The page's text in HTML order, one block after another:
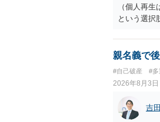
（個人再
という選択
親名義で
#自己破産 #多
2026年8月3日
吉